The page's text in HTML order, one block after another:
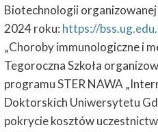
Biotechnologii
2024 roku: https://
„Choroby immunologiczne i
Tegoroczna Szkoła
programu STER NAWA
Doktorskich Uniwersytetu
pokrycie kosztów